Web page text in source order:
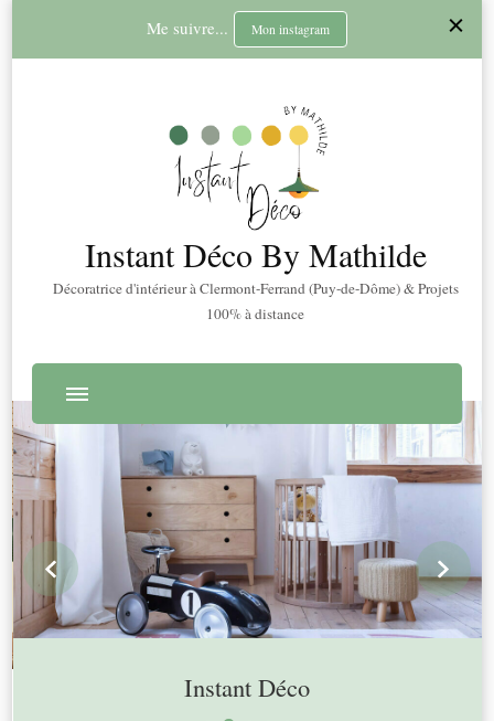
Me suivre... Mon instagram
Instant Déco By Mathilde
Décoratrice d'intérieur à Clermont-Ferrand (Puy-de-Dôme) & Projets
100% à distance
Instant Déco
prev